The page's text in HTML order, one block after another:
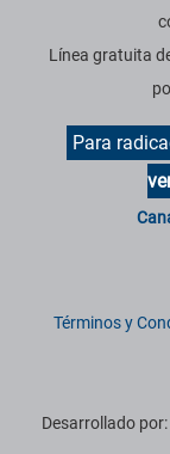
Línea gratuita
Para
Términos y
Desarrollado por: